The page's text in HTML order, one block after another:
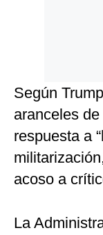
Según
aranceles
respuesta a
acoso a
La